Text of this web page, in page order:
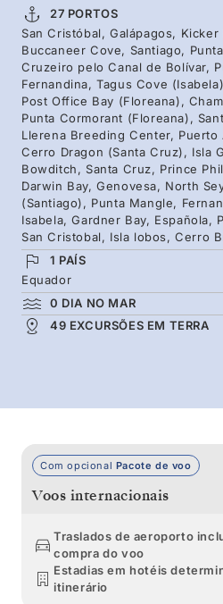
islands to see sea turtles,
and volcanic icons like
Floreana, and Bartolomé.
spectacular scenery north
the archipelago, including
Genovesa and Española,
endemic wildlife.
27 PORTOS
San Cristóbal, Galápagos,
Buccaneer Cove, Santiago,
Cruzeiro pelo Canal de Bolívar,
Fernandina, Tagus Cove
Post Office Bay (Floreana),
Punta Cormorant (Floreana),
Llerena Breeding Center, Puerto
Cerro Dragon (Santa Cruz), Isla
Bowditch, Santa Cruz, Prince
Darwin Bay, Genovesa, North
(Santiago), Punta Mangle,
Isabela, Gardner Bay, Española,
San Cristobal, Isla lobos, Cerro
1 PAÍS
Equador
0 DIA NO MAR
49 EXCURSÕES EM TERRA
Com opcional Pacote de voo
Voos internacionais
Traslados de aeroporto
compra do voo
Estadias em hotéis
itinerário